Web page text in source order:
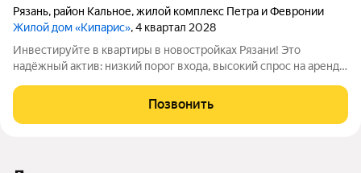
Рязань, район Кальное,жилой комплекс Петра и Февронии
Жилой дом «Кипарис», 4 квартал 2028
Инвестируйте в квартиры в новостройках Рязани! Это
надёжный актив: низкий порог входа, высокий спрос на аренду
чтобы жизнь была удобной,
Позвонить